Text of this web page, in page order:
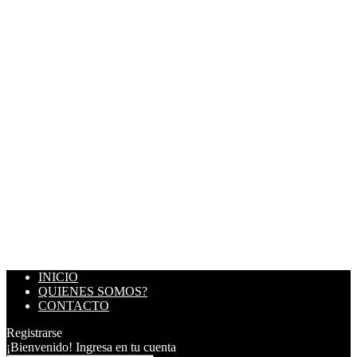
INICIO
QUIENES SOMOS?
CONTACTO
Registrarse
¡Bienvenido! Ingresa en tu cuenta